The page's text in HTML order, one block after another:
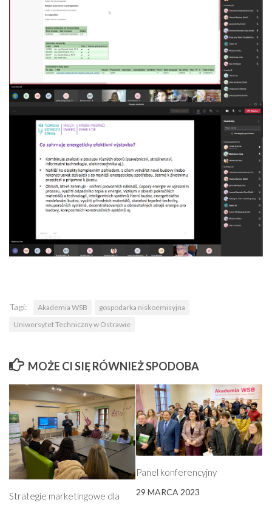
Tagi: Akademia WSB
gospodarka niskoemisyjna
Uniwersytet Techniczny w Ostrawie
MOŻE CI SIĘ RÓWNIEŻ SPODOBA
Strategie marketingowe dla
Panel konferencyjny
29 MARCA 2023